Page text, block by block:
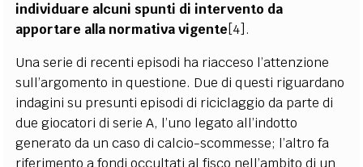
individuare alcuni spunti di intervento da
apportare alla normativa vigente [4].
Una serie di recenti episodi ha riacceso l’attenzione
sull’argomento in questione. Due di questi riguardano
indagini su presunti episodi di riciclaggio da parte di
due giocatori di serie A, l’uno legato all’indotto
generato da un caso di calcio-scommesse; l’altro fa
riferimento a fondi occultati al fisco nell’ambito di un